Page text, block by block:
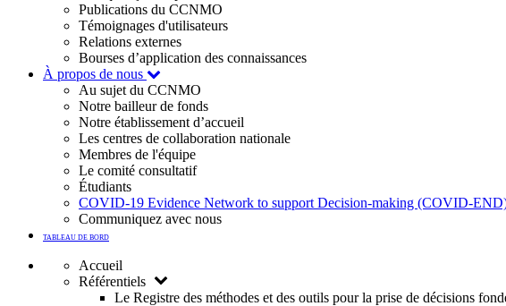
Publications du CCNMO
Témoignages d'utilisateurs
Relations externes
Bourses d’application des connaissances
À propos de nous
Au sujet du CCNMO
Notre bailleur de fonds
Notre établissement d’accueil
Les centres de collaboration nationale
Membres de l'équipe
Le comité consultatif
Étudiants
COVID-19 Evidence Network to support Decision-making (COVID-
Communiquez avec nous
TABLEAU DE BORD
Accueil
Référentiels
Le Registre des méthodes et des outils pour la prise de décisions